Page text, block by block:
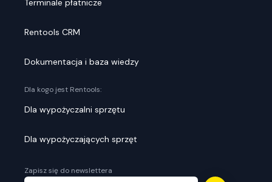
Terminale płatnicze
Rentools CRM
Dokumentacja i baza wiedzy
Dla kogo jest Rentools:
Dla wypożyczalni sprzętu
Dla wypożyczających sprzęt
Zapisz się do newslettera